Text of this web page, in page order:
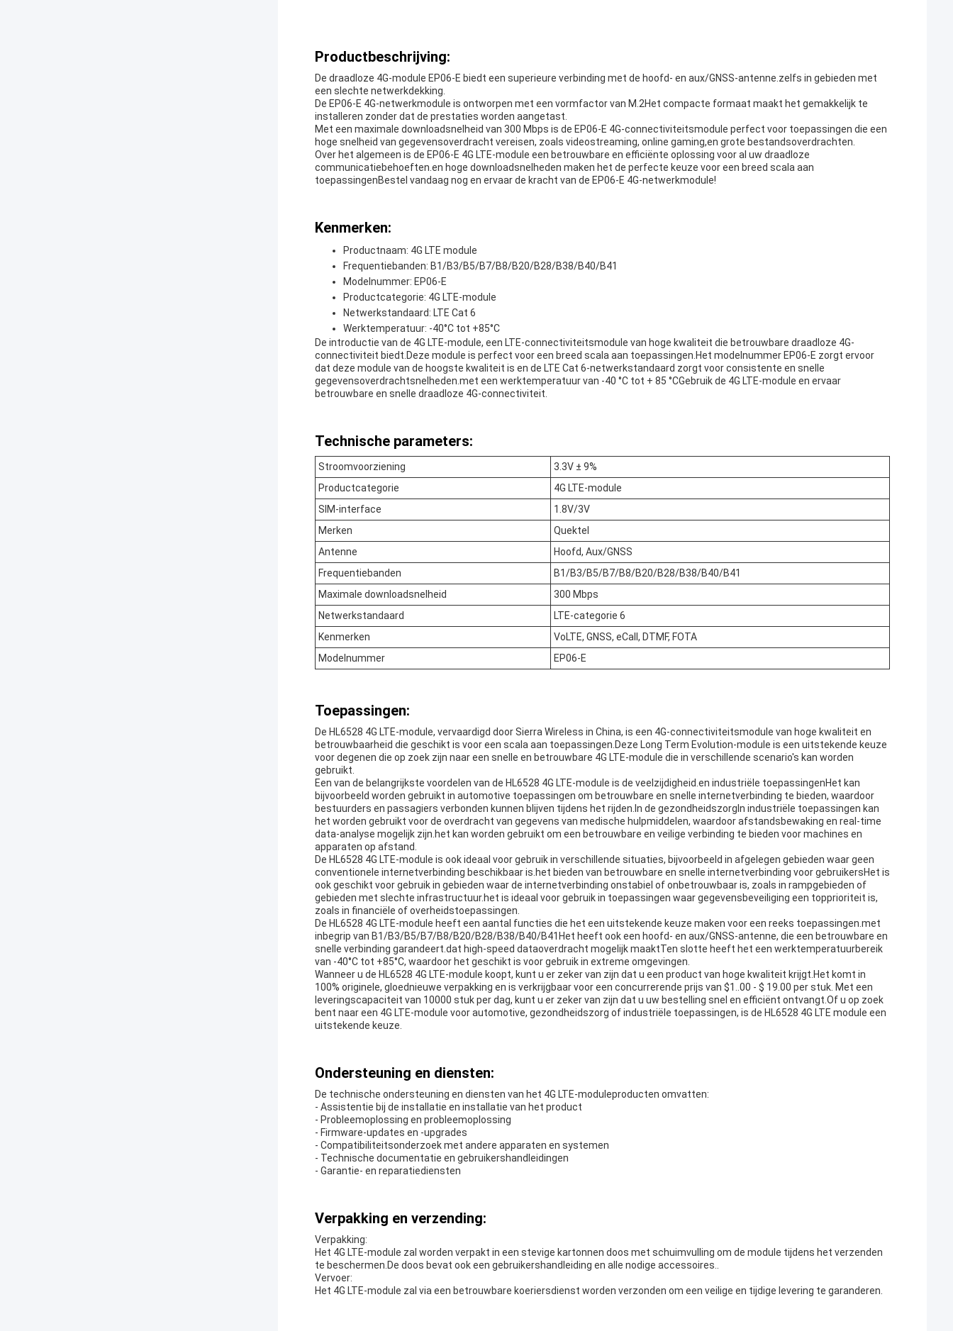
Productbeschrijving:
De draadloze 4G-module EP06-E biedt een superieure verbinding met de hoofd- en aux/GNSS-antenne.zelfs in gebieden met
een slechte netwerkdekking.
De EP06-E 4G-netwerkmodule is ontworpen met een vormfactor van M.2Het compacte formaat maakt het gemakkelijk te
installeren zonder dat de prestaties worden aangetast.
Met een maximale downloadsnelheid van 300 Mbps is de EP06-E 4G-connectiviteitsmodule perfect voor toepassingen die een
hoge snelheid van gegevensoverdracht vereisen, zoals videostreaming, online gaming,en grote bestandsoverdrachten.
Over het algemeen is de EP06-E 4G LTE-module een betrouwbare en efficiënte oplossing voor al uw draadloze
communicatiebehoeften.en hoge downloadsnelheden maken het de perfecte keuze voor een breed scala aan
toepassingenBestel vandaag nog en ervaar de kracht van de EP06-E 4G-netwerkmodule!
Kenmerken:
Productnaam: 4G LTE module
Frequentiebanden: B1/B3/B5/B7/B8/B20/B28/B38/B40/B41
Modelnummer: EP06-E
Productcategorie: 4G LTE-module
Netwerkstandaard: LTE Cat 6
Werktemperatuur: -40°C tot +85°C
De introductie van de 4G LTE-module, een LTE-connectiviteitsmodule van hoge kwaliteit die betrouwbare draadloze 4G-
connectiviteit biedt.Deze module is perfect voor een breed scala aan toepassingen.Het modelnummer EP06-E zorgt ervoor
dat deze module van de hoogste kwaliteit is en de LTE Cat 6-netwerkstandaard zorgt voor consistente en snelle
gegevensoverdrachtsnelheden.met een werktemperatuur van -40 °C tot + 85 °CGebruik de 4G LTE-module en ervaar
betrouwbare en snelle draadloze 4G-connectiviteit.
Technische parameters:
Stroomvoorziening
3.3V ± 9%
Productcategorie
4G LTE-module
SIM-interface
1.8V/3V
Merken
Quektel
Antenne
Hoofd, Aux/GNSS
Frequentiebanden
B1/B3/B5/B7/B8/B20/B28/B38/B40/B41
Maximale downloadsnelheid
300 Mbps
Netwerkstandaard
LTE-categorie 6
Kenmerken
VoLTE, GNSS, eCall, DTMF, FOTA
Modelnummer
EP06-E
Toepassingen:
De HL6528 4G LTE-module, vervaardigd door Sierra Wireless in China, is een 4G-connectiviteitsmodule van hoge kwaliteit en
betrouwbaarheid die geschikt is voor een scala aan toepassingen.Deze Long Term Evolution-module is een uitstekende keuze
voor degenen die op zoek zijn naar een snelle en betrouwbare 4G LTE-module die in verschillende scenario's kan worden
gebruikt.
Een van de belangrijkste voordelen van de HL6528 4G LTE-module is de veelzijdigheid.en industriële toepassingenHet kan
bijvoorbeeld worden gebruikt in automotive toepassingen om betrouwbare en snelle internetverbinding te bieden, waardoor
bestuurders en passagiers verbonden kunnen blijven tijdens het rijden.In de gezondheidszorgIn industriële toepassingen kan
het worden gebruikt voor de overdracht van gegevens van medische hulpmiddelen, waardoor afstandsbewaking en real-time
data-analyse mogelijk zijn.het kan worden gebruikt om een betrouwbare en veilige verbinding te bieden voor machines en
apparaten op afstand.
De HL6528 4G LTE-module is ook ideaal voor gebruik in verschillende situaties, bijvoorbeeld in afgelegen gebieden waar geen
conventionele internetverbinding beschikbaar is.het bieden van betrouwbare en snelle internetverbinding voor gebruikersHet is
ook geschikt voor gebruik in gebieden waar de internetverbinding onstabiel of onbetrouwbaar is, zoals in rampgebieden of
gebieden met slechte infrastructuur.het is ideaal voor gebruik in toepassingen waar gegevensbeveiliging een topprioriteit is,
zoals in financiële of overheidstoepassingen.
De HL6528 4G LTE-module heeft een aantal functies die het een uitstekende keuze maken voor een reeks toepassingen.met
inbegrip van B1/B3/B5/B7/B8/B20/B28/B38/B40/B41Het heeft ook een hoofd- en aux/GNSS-antenne, die een betrouwbare en
snelle verbinding garandeert.dat high-speed dataoverdracht mogelijk maaktTen slotte heeft het een werktemperatuurbereik
van -40°C tot +85°C, waardoor het geschikt is voor gebruik in extreme omgevingen.
Wanneer u de HL6528 4G LTE-module koopt, kunt u er zeker van zijn dat u een product van hoge kwaliteit krijgt.Het komt in
100% originele, gloednieuwe verpakking en is verkrijgbaar voor een concurrerende prijs van $1..00 - $ 19.00 per stuk. Met een
leveringscapaciteit van 10000 stuk per dag, kunt u er zeker van zijn dat u uw bestelling snel en efficiënt ontvangt.Of u op zoek
bent naar een 4G LTE-module voor automotive, gezondheidszorg of industriële toepassingen, is de HL6528 4G LTE module een
uitstekende keuze.
Ondersteuning en diensten:
De technische ondersteuning en diensten van het 4G LTE-moduleproducten omvatten:
- Assistentie bij de installatie en installatie van het product
- Probleemoplossing en probleemoplossing
- Firmware-updates en -upgrades
- Compatibiliteitsonderzoek met andere apparaten en systemen
- Technische documentatie en gebruikershandleidingen
- Garantie- en reparatiediensten
Verpakking en verzending:
Verpakking:
Het 4G LTE-module zal worden verpakt in een stevige kartonnen doos met schuimvulling om de module tijdens het verzenden
te beschermen.De doos bevat ook een gebruikershandleiding en alle nodige accessoires..
Vervoer:
Het 4G LTE-module zal via een betrouwbare koeriersdienst worden verzonden om een veilige en tijdige levering te garanderen.